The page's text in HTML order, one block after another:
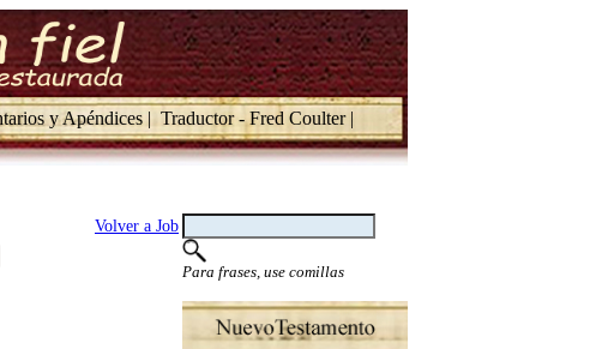
y Apéndices | Traductor - Fred Coulter |
Volver a Job
Para frases, use comillas